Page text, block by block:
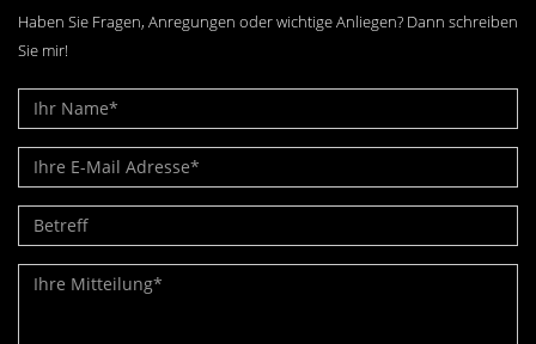
Haben Sie Fragen, Anregungen oder wichtige Anliegen? Dann schreiben
Sie mir!